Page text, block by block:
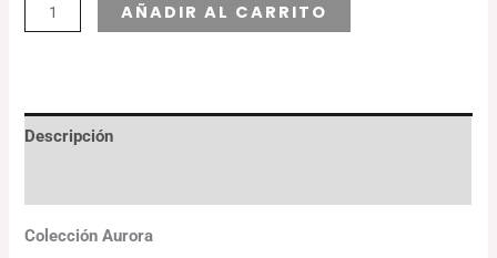
AÑADIR AL CARRITO
Descripción
Colección Aurora